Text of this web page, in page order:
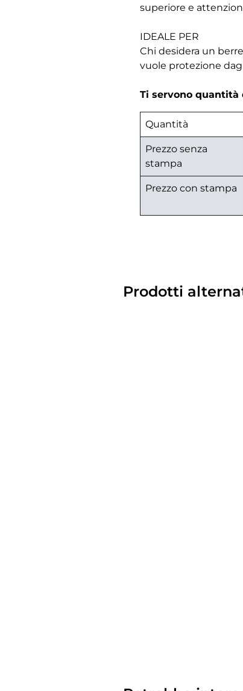
superiore e
IDEALE PER
Chi desidera un
vuole protezione
Ti servono quantità
Quantità
Prezzo senza
stampa
Prezzo con stampa
Prodotti